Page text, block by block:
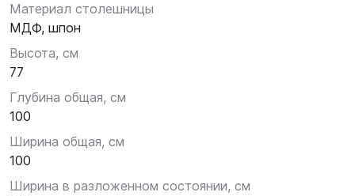
Материал столешницы
МДФ, шпон
Высота, см
77
Глубина общая, см
100
Ширина общая, см
100
Ширина в разложенном состоянии, см